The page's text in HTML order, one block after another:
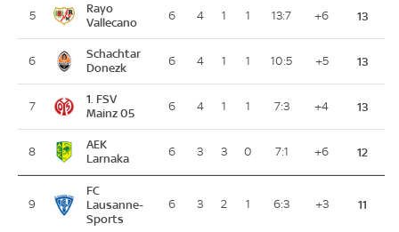
5
Rayo
Vallecano
6 4 1 1 13:7 +6 13
6
Schachtar
Donezk
6 4 1 1 10:5 +5 13
7
1. FSV
Mainz 05
6 4 1 1 7:3 +4 13
8
AEK
Larnaka
6 3 3 0 7:1 +6 12
9
FC
Lausanne-
Sports
6 3 2 1 6:3 +3 11